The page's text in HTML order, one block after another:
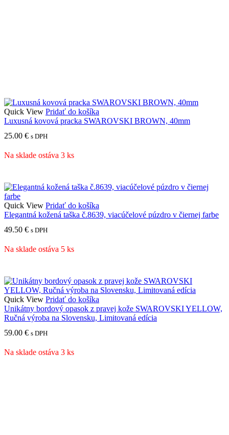
Quick View Pridať do košíka
Luxusná kovová pracka SWAROVSKI BROWN, 40mm
25.00 € s DPH
Na sklade ostáva 3 ks
Quick View Pridať do košíka
Elegantná kožená taška č.8639, viacúčelové púzdro v čiernej farbe
49.50 € s DPH
Na sklade ostáva 5 ks
Quick View Pridať do košíka
Unikátny bordový opasok z pravej kože SWAROVSKI YELLOW,
Ručná výroba na Slovensku, Limitovaná edícia
59.00 € s DPH
Na sklade ostáva 3 ks